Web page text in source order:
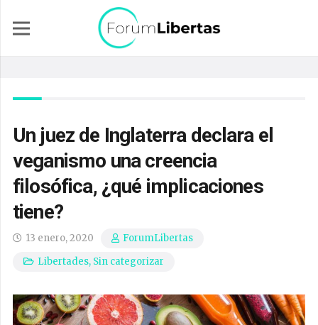
Un juez de Inglaterra declara el
veganismo una creencia
filosófica, ¿qué implicaciones
tiene?
13 enero, 2020
ForumLibertas
Libertades, Sin categorizar